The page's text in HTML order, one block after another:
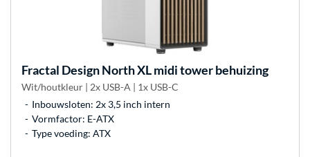
Fractal DesignNorth XL midi tower behuizing
Wit/houtkleur | 2x USB-A | 1x USB-C
Inbouwsloten: 2x 3,5 inch intern
Vormfactor: E-ATX
Type voeding: ATX